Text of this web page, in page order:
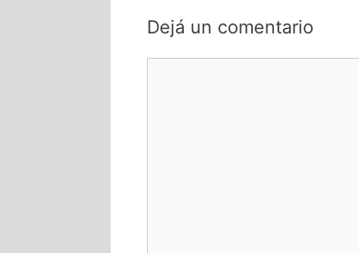
Dejá un comentario